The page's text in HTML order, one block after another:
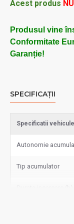
Acest produs
Produsul vine
Conformitate
Garanție!
SPECIFICAȚII
Specificatii
Autonomie
Tip acumulator